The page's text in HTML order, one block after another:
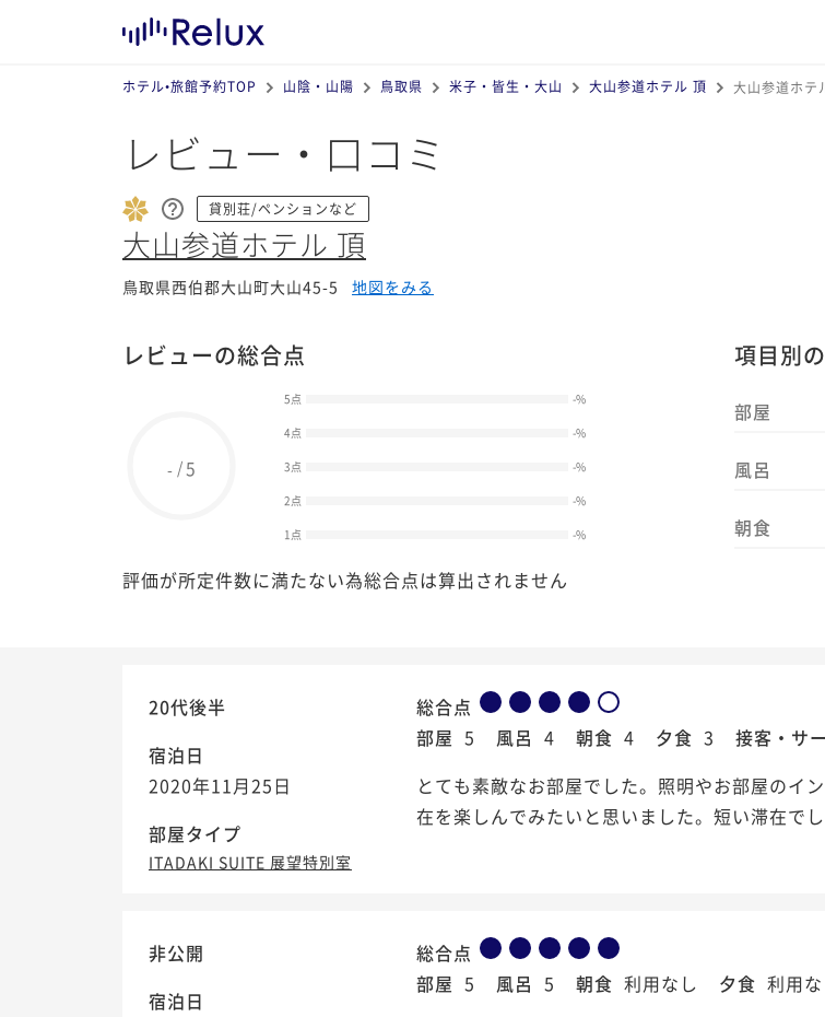
ホテル•旅館予約TOP 山陰・山陽 鳥取県 米子・皆生・大山 大山参道ホテル 頂 大山参道ホテ
レビュー・口コミ
貸別荘/ペンションなど
大山参道ホテル 頂
鳥取県西伯郡大山町大山45-5 地図をみる
レビューの総合点
- /5
5点 -%
4点 -%
3点 -%
2点 -%
1点 -%
評価が所定件数に満たない為総合点は算出されません
項目別
部屋
風呂
朝食
20代後半
宿泊日
2020年11月25日
部屋タイプ
ITADAKI SUITE 展望特別室
総合点
部屋 5 風呂 4 朝食 4 夕食 3 接客・サ
とても素敵なお部屋でした。照明やお部屋のイ
在を楽しんでみたいと思いました。短い滞在で
非公開
宿泊日
総合点
部屋 5 風呂 5 朝食 利用なし 夕食 利用